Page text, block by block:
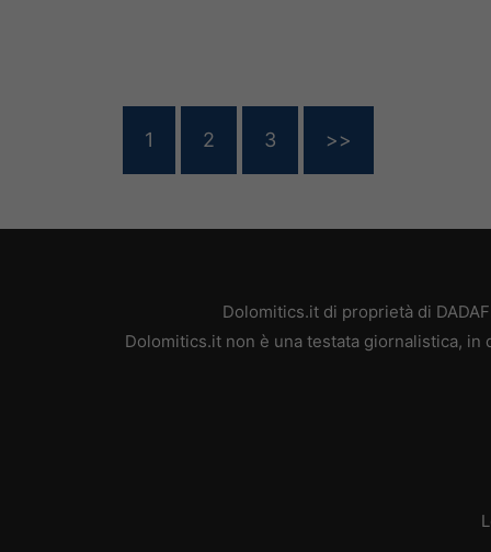
1 2 3 >>
Dolomitics.it di proprietà di
Dolomitics.it non è una testata giornalistica,